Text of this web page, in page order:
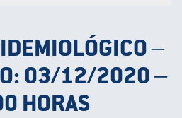
–
03/12/2020 –
HORAS